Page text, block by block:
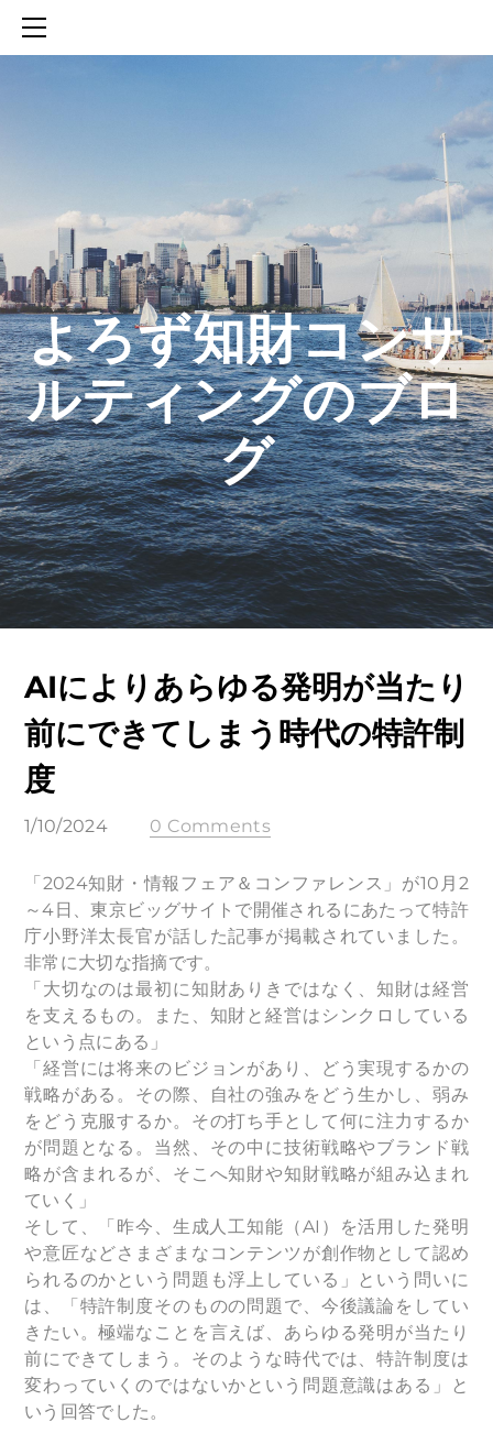
​よろず知財コンサ
ルティングのブロ
グ
AIによりあらゆる発明が当たり
前にできてしまう時代の特許制
度
1/10/2024 0 Comments
「2024知財・情報フェア＆コンファレンス」が10月2
～4日、東京ビッグサイトで開催されるにあたって特許
庁小野洋太長官が話した記事が掲載されていました。
非常に大切な指摘です。
「大切なのは最初に知財ありきではなく、知財は経営
を支えるもの。また、知財と経営はシンクロしている
という点にある」
「経営には将来のビジョンがあり、どう実現するかの
戦略がある。その際、自社の強みをどう生かし、弱み
をどう克服するか。その打ち手として何に注力するか
が問題となる。当然、その中に技術戦略やブランド戦
略が含まれるが、そこへ知財や知財戦略が組み込まれ
ていく」
そして、「昨今、生成人工知能（AI）を活用した発明
や意匠などさまざまなコンテンツが創作物として認め
られるのかという問題も浮上している」という問いに
は、「特許制度そのものの問題で、今後議論をしてい
きたい。極端なことを言えば、あらゆる発明が当たり
前にできてしまう。そのような時代では、特許制度は
変わっていくのではないかという問題意識はある」と
いう回答でした。
SERVICES
知財活動のROICへの貢献
生成AIを活用した知財戦略の策定方法
生成AIとの「壁打ち」で、新たな発明を創出する方法